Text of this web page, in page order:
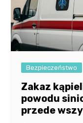
Bezpieczeństwo
Zakaz
powodu
przede